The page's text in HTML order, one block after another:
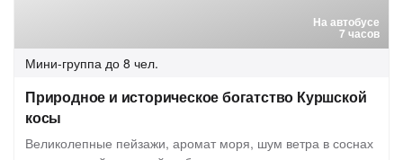
На автобусе
7 часов
Мини-группа до 8 чел.
Природное и историческое богатство Куршской
косы
Великолепные пейзажи, аромат моря, шум ветра в соснах